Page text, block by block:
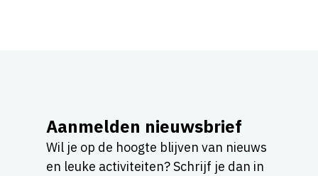
Aanmelden nieuwsbrief
Wil je op de hoogte blijven van nieuws
en leuke activiteiten? Schrijf je dan in